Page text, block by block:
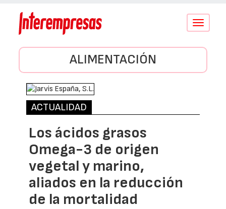
Conmutar
ALIMENTACIÓN
ACTUALIDAD
Los ácidos grasos
Omega-3 de origen
vegetal y marino,
aliados en la reducción
de la mortalidad